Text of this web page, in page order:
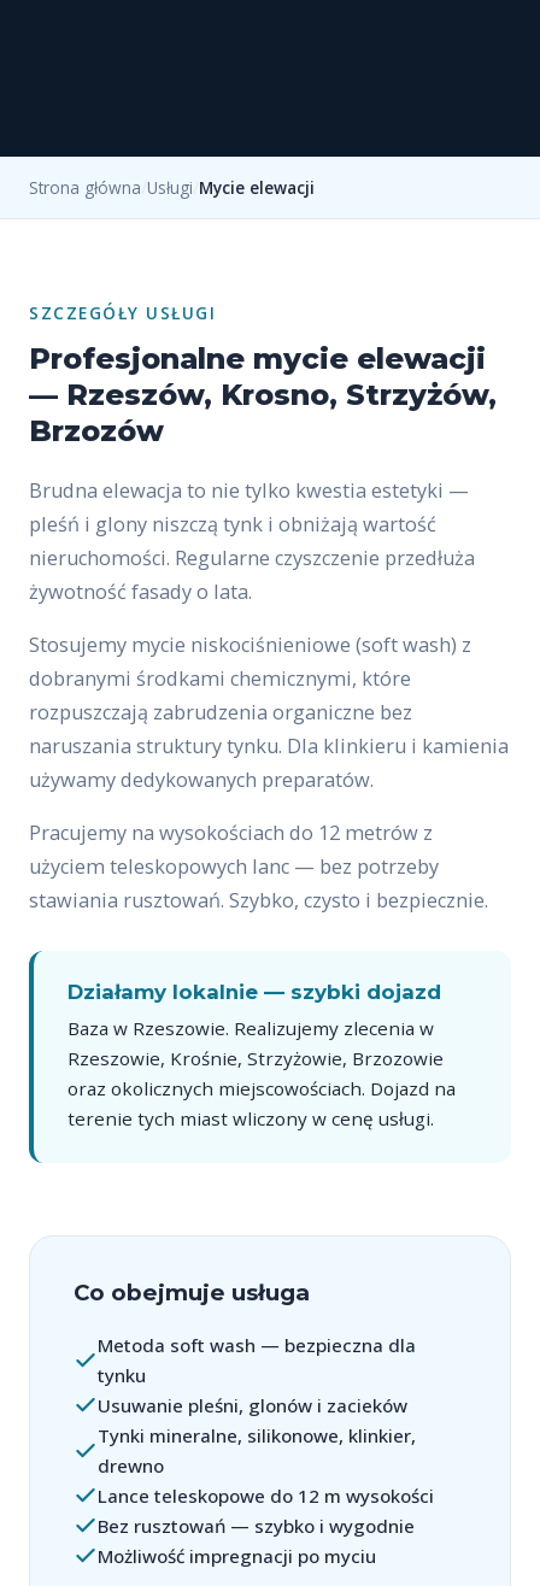
Strona główna Usługi Mycie elewacji
SZCZEGÓŁY USŁUGI
Profesjonalne mycie elewacji
— Rzeszów, Krosno, Strzyżów,
Brzozów
Brudna elewacja to nie tylko kwestia estetyki —
pleśń i glony niszczą tynk i obniżają wartość
nieruchomości. Regularne czyszczenie przedłuża
żywotność fasady o lata.
Stosujemy mycie niskociśnieniowe (soft wash) z
dobranymi środkami chemicznymi, które
rozpuszczają zabrudzenia organiczne bez
naruszania struktury tynku. Dla klinkieru i kamienia
używamy dedykowanych preparatów.
Pracujemy na wysokościach do 12 metrów z
użyciem teleskopowych lanc — bez potrzeby
stawiania rusztowań. Szybko, czysto i bezpiecznie.
Działamy lokalnie — szybki dojazd
Baza w Rzeszowie. Realizujemy zlecenia w
Rzeszowie, Krośnie, Strzyżowie, Brzozowie
oraz okolicznych miejscowościach. Dojazd na
terenie tych miast wliczony w cenę usługi.
Co obejmuje usługa
Metoda soft wash — bezpieczna dla
tynku
Usuwanie pleśni, glonów i zacieków
Tynki mineralne, silikonowe, klinkier,
drewno
Lance teleskopowe do 12 m wysokości
Bez rusztowań — szybko i wygodnie
Możliwość impregnacji po myciu